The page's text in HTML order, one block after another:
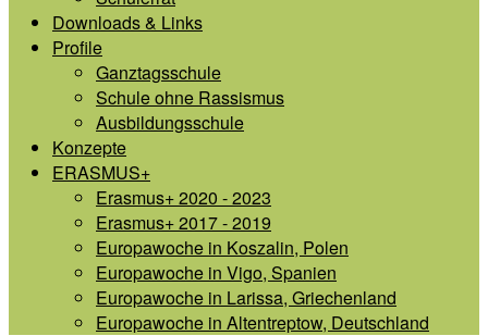
Downloads & Links
Profile
Ganztagsschule
Schule ohne Rassismus
Ausbildungsschule
Konzepte
ERASMUS+
Erasmus+ 2020 - 2023
Erasmus+ 2017 - 2019
Europawoche in Koszalin, Polen
Europawoche in Vigo, Spanien
Europawoche in Larissa, Griechenland
Europawoche in Altentreptow, Deutschland